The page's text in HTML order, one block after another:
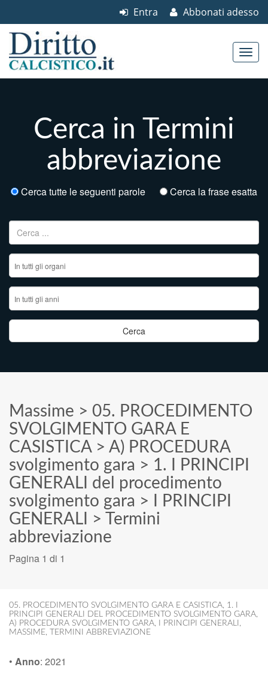
Abbonati adesso
Entra
Cerca in Termini
abbreviazione
Cerca tutte le seguenti parole Cerca la frase esatta
Ricerca per:
Massime > 05. PROCEDIMENTO
SVOLGIMENTO GARA E
CASISTICA> A) PROCEDURA
svolgimento gara > 1. I PRINCIPI
GENERALI del procedimento
svolgimento gara >
I PRINCIPI
GENERALI
>
Termini
abbreviazione
Pagina 1 di 1
05. PROCEDIMENTO SVOLGIMENTO GARA E CASISTICA, 1. I
PRINCIPI GENERALI DEL PROCEDIMENTO SVOLGIMENTO GARA,
A) PROCEDURA SVOLGIMENTO GARA, I PRINCIPI GENERALI ,
MASSIME, TERMINI ABBREVIAZIONE
• Anno: 2021